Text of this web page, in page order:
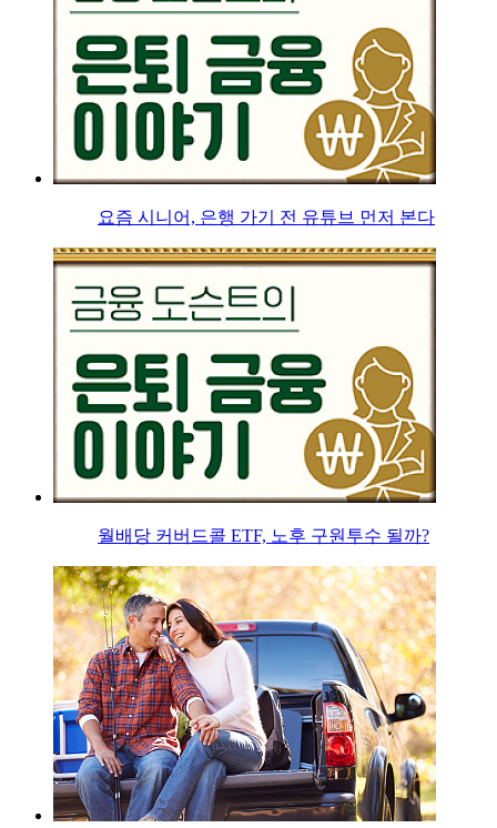
요즘 시니어, 은행 가기 전 유튜브 먼저 본다
월배당 커버드콜 ETF, 노후 구원투수 될까?